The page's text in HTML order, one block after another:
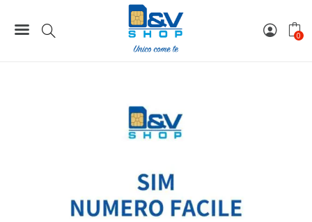
0
SIM Wind3 Numero Facile 388A9889A0 Da Attivare